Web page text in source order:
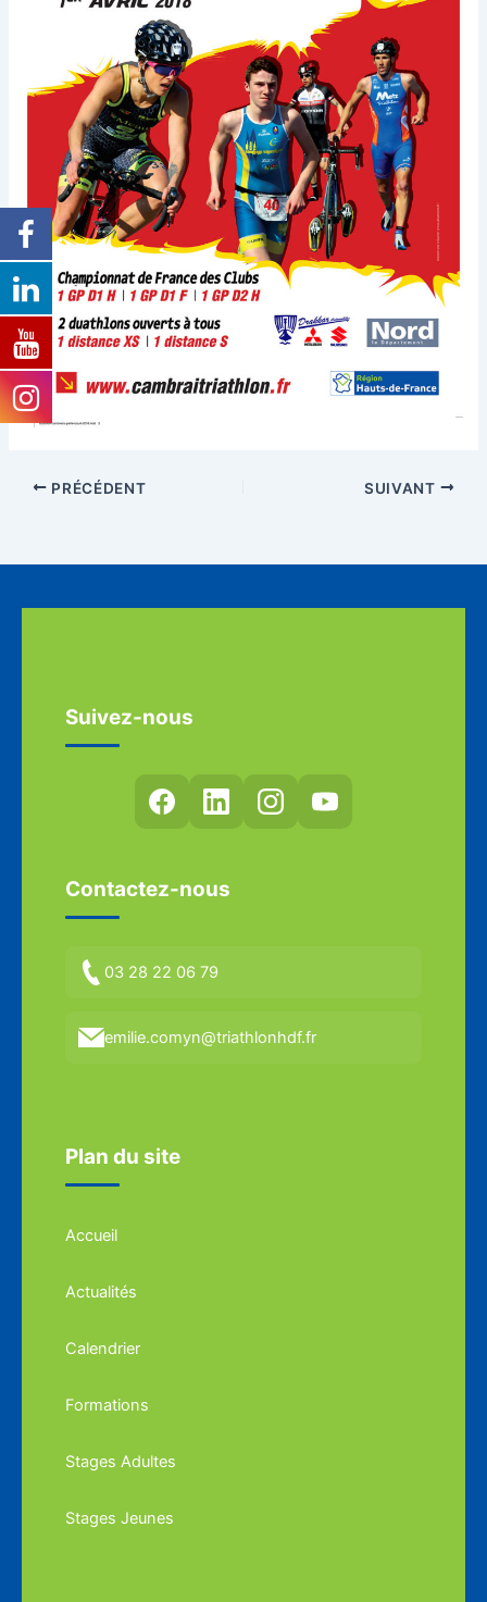
PRÉCÉDENT SUIVANT
Suivez-nous
Contactez-nous
03 28 22 06 79
emilie.comyn@triathlonhdf.fr
Plan du site
Accueil
Actualités
Calendrier
Formations
Stages Adultes
Stages Jeunes